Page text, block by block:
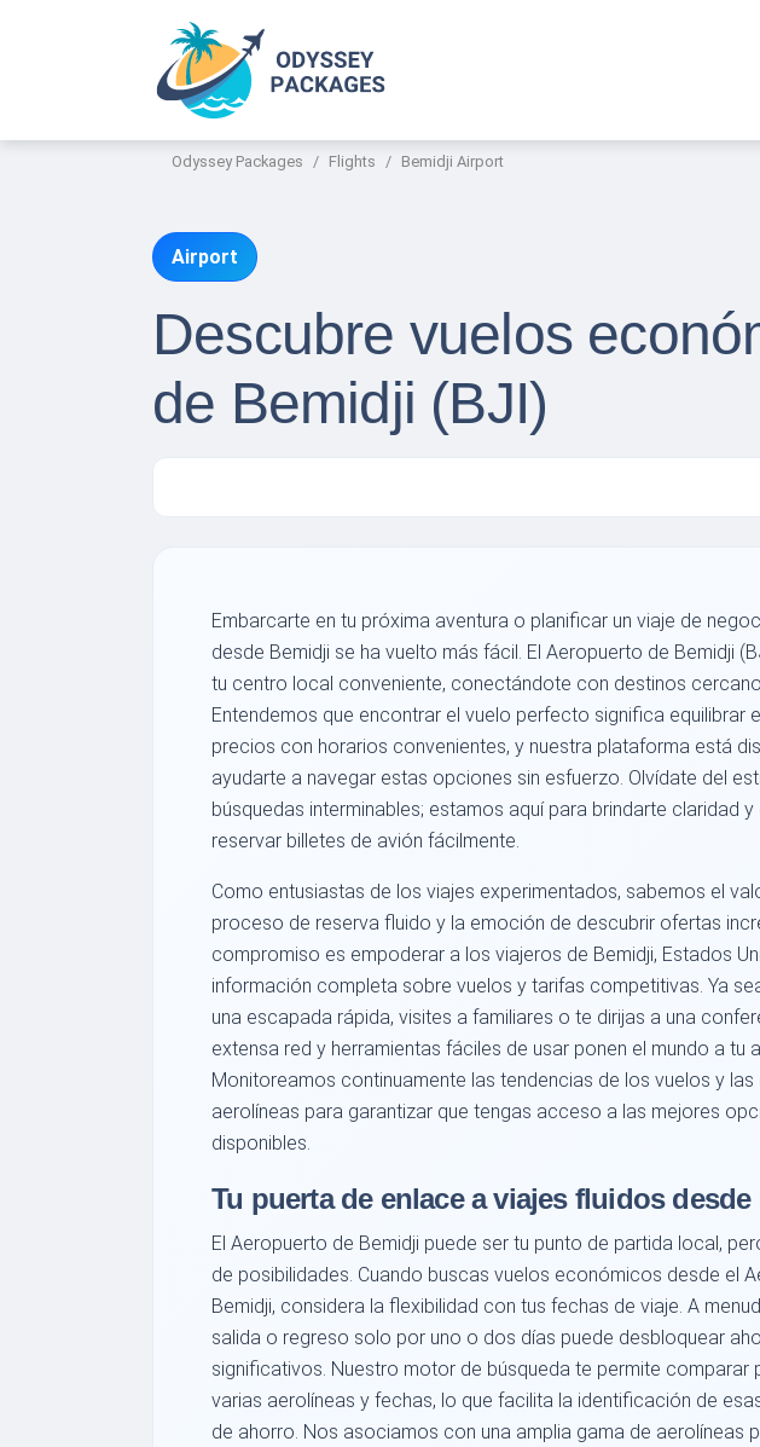
Odyssey Packages Flights Bemidji Airport
Airport
Descubre vuelos
de Bemidji (BJI)
Embarcarte en tu próxima aventura o planificar un viaje de
desde Bemidji se ha vuelto más fácil. El Aeropuerto de Bemidji
tu centro local conveniente, conectándote con destinos
Entendemos que encontrar el vuelo perfecto significa equilibrar
precios con horarios convenientes, y nuestra plataforma está
ayudarte a navegar estas opciones sin esfuerzo. Olvídate del
búsquedas interminables; estamos aquí para brindarte claridad y
reservar billetes de avión fácilmente.
Como entusiastas de los viajes experimentados, sabemos el
proceso de reserva fluido y la emoción de descubrir ofertas
compromiso es empoderar a los viajeros de Bemidji, Estados
información completa sobre vuelos y tarifas competitivas. Ya
una escapada rápida, visites a familiares o te dirijas a una
extensa red y herramientas fáciles de usar ponen el mundo a tu
Monitoreamos continuamente las tendencias de los vuelos y
aerolíneas para garantizar que tengas acceso a las mejores
disponibles.
Tu puerta de enlace a viajes fluidos
El Aeropuerto de Bemidji puede ser tu punto de partida local,
de posibilidades. Cuando buscas vuelos económicos desde el
Bemidji, considera la flexibilidad con tus fechas de viaje. A
salida o regreso solo por uno o dos días puede desbloquear
significativos. Nuestro motor de búsqueda te permite comparar
varias aerolíneas y fechas, lo que facilita la identificación de
de ahorro. Nos asociamos con una amplia gama de aerolíneas